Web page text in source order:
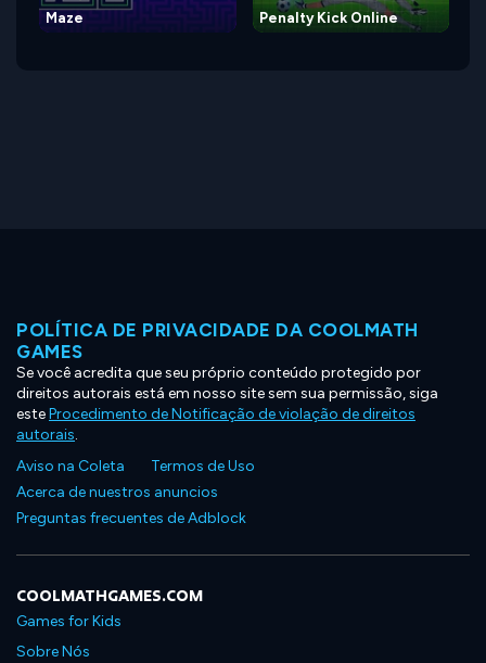
Maze Penalty Kick Online
POLÍTICA DE PRIVACIDADE DA COOLMATH
GAMES
Se você acredita que seu próprio conteúdo protegido por
direitos autorais está em nosso site sem sua permissão, siga
esteProcedimento de Notificação de violação de direitos
autorais.
Aviso na Coleta
Termos de Uso
Acerca de nuestros anuncios
Preguntas frecuentes de Adblock
COOLMATHGAMES.COM
Games for Kids
Sobre Nós